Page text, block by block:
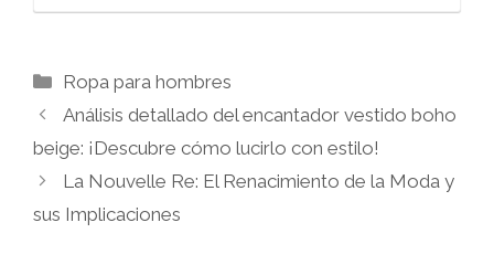
Categorías
Ropa para hombres
Análisis detallado del encantador vestido boho
beige: ¡Descubre cómo lucirlo con estilo!
La Nouvelle Re: El Renacimiento de la Moda y
sus Implicaciones